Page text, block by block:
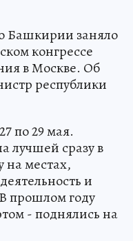
Башкирии заняло
конгрессе
в Москве. Об
республики
по 29 мая.
лучшей сразу в
на местах,
и
прошлом году
- поднялись на